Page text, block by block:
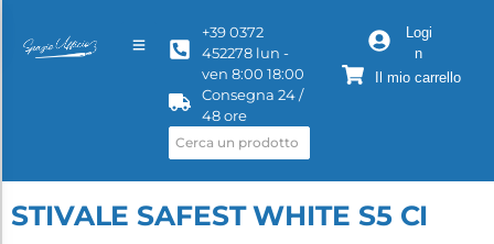
+39 0372
452278 lun -
ven 8:00 18:00
Consegna 24 /
48 ore
Logi
n
Il mio carrello
STIVALE SAFEST WHITE S5 CI